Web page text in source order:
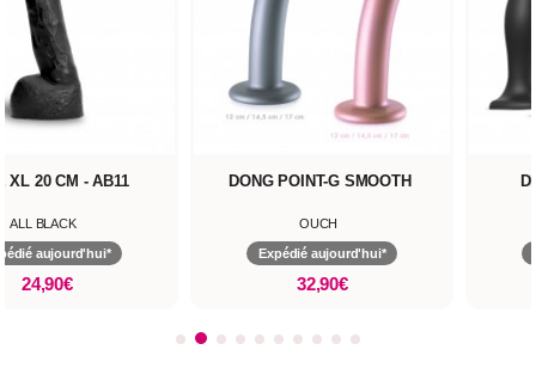
XL 20 CM - AB11
ALL BLACK
aujourd'hui*
24,90€
DONG POINT-G SMOOTH
OUCH
Expédié aujourd'hui*
32,90€